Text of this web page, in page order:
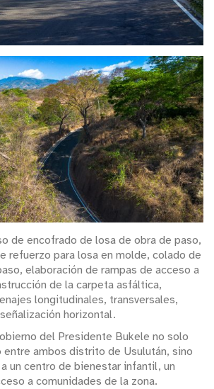
de encofrado de losa de obra de paso,
refuerzo para losa en molde, colado de
elaboración de rampas de acceso a
de la carpeta asfáltica,
longitudinales, transversales,
horizontal.
del Presidente Bukele no solo
entre ambos distrito de Usulután, sino
un centro de bienestar infantil, un
a comunidades de la zona.